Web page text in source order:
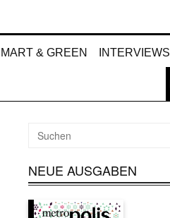
& GREEN INTERVIEWS
NEUE AUSGABEN